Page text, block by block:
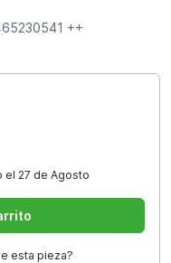
++
el 27 de Agosto
esta pieza?